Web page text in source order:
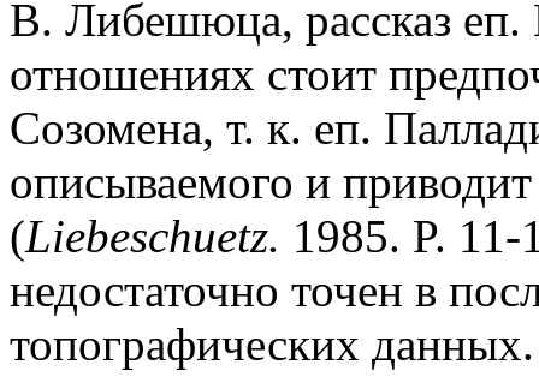
В. Либешюца, рассказ еп.
отношениях стоит
Созомена, т. к. еп.
описываемого и
(Liebeschuetz. 1985. P.
недостаточно точен в
топографических данных.